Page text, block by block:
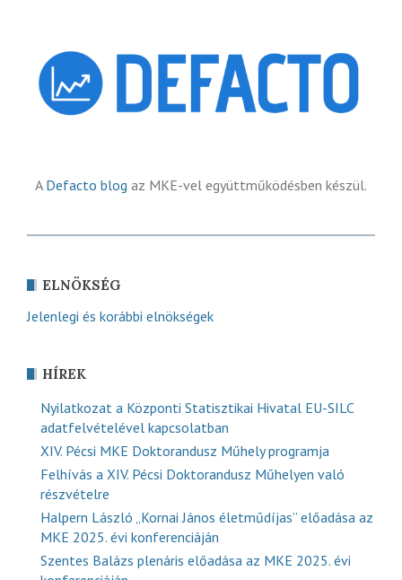
A Defacto blog az MKE-vel együttműködésben készül.
ELNÖKSÉG
Jelenlegi és korábbi elnökségek
HÍREK
Nyilatkozat a Központi Statisztikai Hivatal EU-SILC
adatfelvételével kapcsolatban
XIV. Pécsi MKE Doktorandusz Műhely programja
Felhívás a XIV. Pécsi Doktorandusz Műhelyen való
részvételre
Halpern László „Kornai János életműdíjas” előadása az
MKE 2025. évi konferenciáján
Szentes Balázs plenáris előadása az MKE 2025. évi